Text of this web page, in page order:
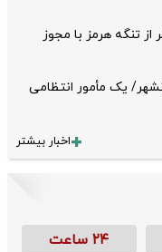
تنگه هرمز با مجوز
یک مأمور انتظامی
اخبار بیشتر
۲۴ ساعت